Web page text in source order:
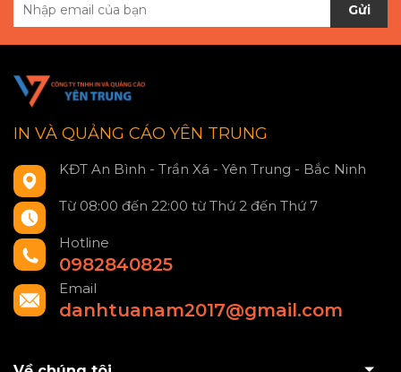
Gửi
IN VÀ QUẢNG CÁO YÊN TRUNG
KĐT An Bình - Trần Xá - Yên Trung - Bắc Ninh
Từ 08:00 đến 22:00 từ Thứ 2 đến Thứ 7
Hotline
0982840825
Email
danhtuanam2017@gmail.com